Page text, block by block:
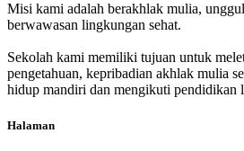
Misi kami adalah berakhlak mulia,
berwawasan lingkungan sehat.
Sekolah kami memiliki tujuan untuk
pengetahuan, kepribadian akhlak mulia
hidup mandiri dan mengikuti pendidikan
Halaman